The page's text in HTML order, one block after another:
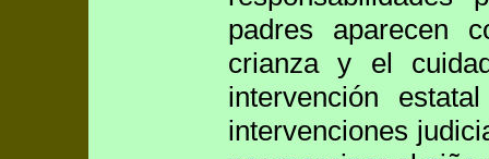
padres aparecen
crianza y el
intervención
intervenciones